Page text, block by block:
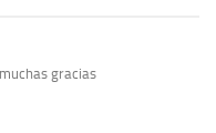
gracias